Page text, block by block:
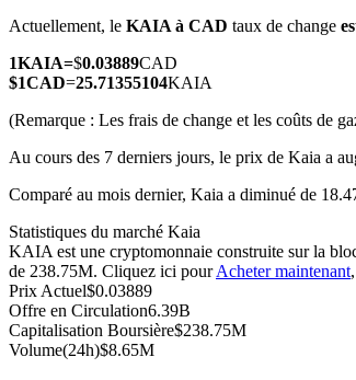
Contrats à terme sur crypto-monnaie
Actuellement, le KAIA à CAD taux de change
1KAIA=$0.03889CAD
$1CAD=25.71355104KAIA
(Remarque : Les frais de change et les coûts de
Au cours des 7 derniers jours, le prix de Kaia a
Comparé au mois dernier, Kaia a diminué de
Statistiques du marché Kaia
KAIA est une cryptomonnaie construite sur la
de 238.75M. Cliquez ici pourAcheter maintenant
Prix Actuel$0.03889
Offre en Circulation6.39B
Capitalisation Boursière$238.75M
Volume(24h)$8.65M